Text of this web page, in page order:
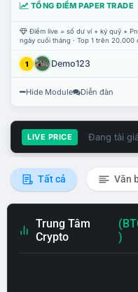
TỔNG ĐIỂM PAPER TRADE
Điểm live = số dư ví + ký quỹ +
ngày cuối tháng · Top 1 trên 20.000
1 Demo123
Hide Module Diễn đàn
LIVE PRICE Đang tải
Tất cả Văn
Trung Tâm
Crypto
)